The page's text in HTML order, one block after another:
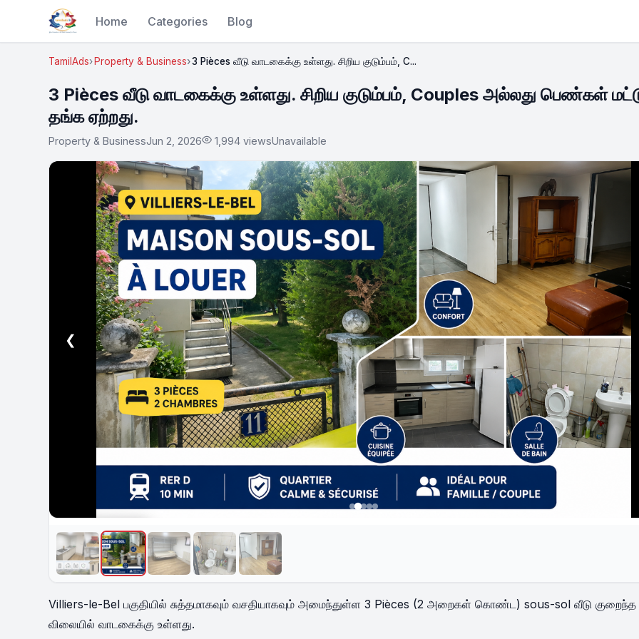
Home Categories Blog
TamilAds Property & Business 3 Pièces வீடு வாடகைக்கு உள்ளது. சிறிய குடும்பம், C...
3 Pièces வீடு வாடகைக்கு உள்ளது. சிறிய குடும்பம், Couples அல்லது பெண்கள்
தங்க ஏற்றது.
Property & BusinessJun 2, 2026 1,994 viewsUnavailable
UNAVAILABLE
❮
Villiers-le-Bel பகுதியில் சுத்தமாகவும் வசதியாகவும் அமைந்துள்ள 3 Pièces (2 அறைகள் கொண்ட) sous-sol வீடு குறைந்த
விலையில் வாடகைக்கு உள்ளது.